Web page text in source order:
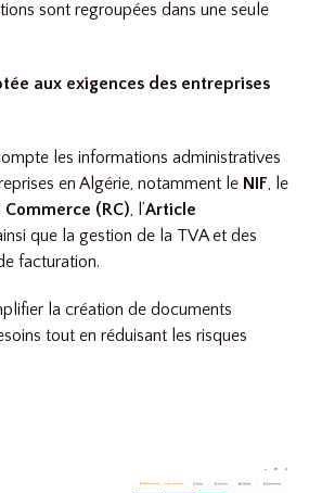
sont regroupées dans une seule
aux exigences des entreprises
les informations administratives
en Algérie, notamment le NIF, le
(RC), l’Article
que la gestion de la TVA et des
facturation.
la création de documents
tout en réduisant les risques